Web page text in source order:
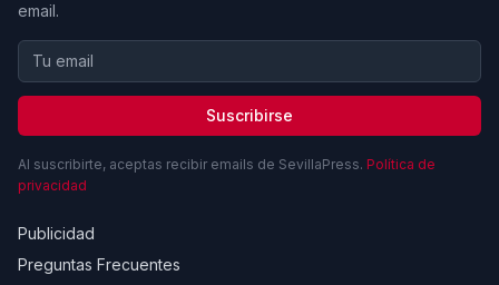
email.
Suscribirse
Al suscribirte, aceptas recibir emails de SevillaPress. Política de
privacidad
Publicidad
Preguntas Frecuentes